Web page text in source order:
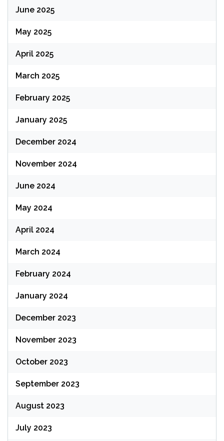
June 2025
May 2025
April 2025
March 2025
February 2025
January 2025
December 2024
November 2024
June 2024
May 2024
April 2024
March 2024
February 2024
January 2024
December 2023
November 2023
October 2023
September 2023
August 2023
July 2023